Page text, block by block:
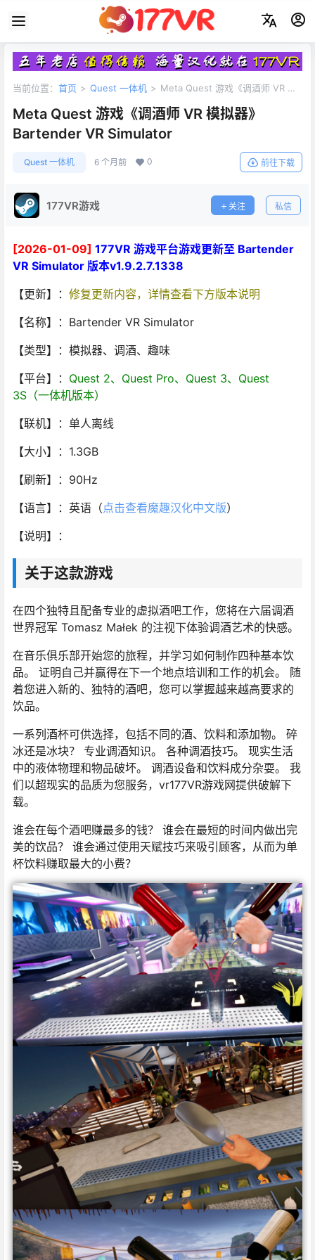
当前位置： 首页 > Quest 一体机 > Meta Quest 游戏《调酒师 VR 模
Meta Quest 游戏《调酒师 VR 模拟器》
Bartender VR Simulator
Quest 一体机 6 个月前 0 前往下载
177VR游戏 关注 私信
[2026-01-09] 177VR 游戏平台游戏更新至 Bartender
VR Simulator 版本v1.9.2.7.1338
【更新】： 修复更新内容，详情查看下方版本说明
【名称】：Bartender VR Simulator
【类型】：模拟器、调酒、趣味
【平台】： Quest 2、Quest Pro、Quest 3、Quest
3S（一体机版本）
【联机】：单人离线
【大小】：1.3GB
【刷新】：90Hz
【语言】：英语（点击查看魔趣汉化中文版）
【说明】：
关于这款游戏
在四个独特且配备专业的虚拟酒吧工作，您将在六届调酒
世界冠军 Tomasz Małek 的注视下体验调酒艺术的快感。
在音乐俱乐部开始您的旅程，并学习如何制作四种基本饮
品。 证明自己并赢得在下一个地点培训和工作的机会。 随
着您进入新的、独特的酒吧，您可以掌握越来越高要求的
饮品。
一系列酒杯可供选择，包括不同的酒、饮料和添加物。 碎
冰还是冰块？ 专业调酒知识。 各种调酒技巧。 现实生活
中的液体物理和物品破坏。 调酒设备和饮料成分杂耍。 我
们以超现实的品质为您服务，vr177VR游戏网提供破解下
载。
谁会在每个酒吧赚最多的钱？ 谁会在最短的时间内做出完
美的饮品？ 谁会通过使用天赋技巧来吸引顾客，从而为单
杯饮料赚取最大的小费？